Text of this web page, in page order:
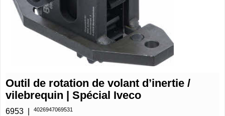
Outil de rotation de volant d’inertie /
vilebrequin | Spécial Iveco
6953 4026947069531